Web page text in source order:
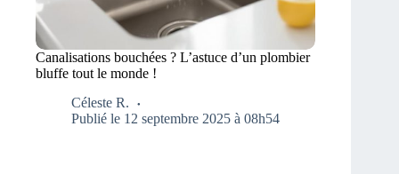
Canalisations bouchées ? L’astuce d’un plombier
bluffe tout le monde !
Céleste R.
Publié le 12 septembre 2025 à 08h54